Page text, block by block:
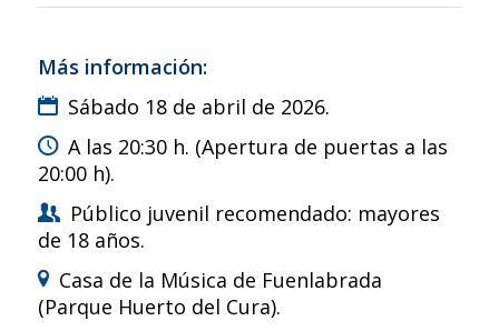
Más información:
Sábado 18 de abril de 2026.
A las 20:30 h. (Apertura de puertas a las
20:00 h).
Público juvenil recomendado: mayores
de 18 años.
Casa de la Música de Fuenlabrada
(Parque Huerto del Cura).